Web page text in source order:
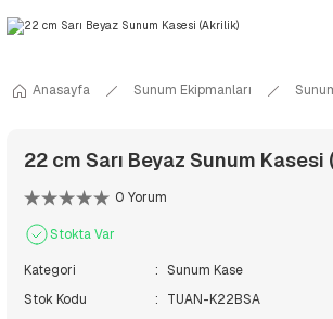
Anasayfa Sunum Ekipmanları
22 cm Sarı Beyaz Sunum
0 Yorum
Stokta Var
Kategori
Sunum Kase
Stok Kodu
TUAN-K22BSA